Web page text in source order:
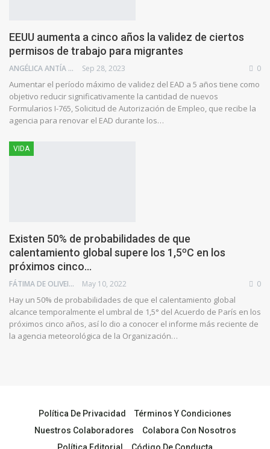
EEUU aumenta a cinco años la validez de ciertos
permisos de trabajo para migrantes
ANGÉLICA ANTÍA AZUAJE Sep 28, 2023 0
Aumentar el período máximo de validez del EAD a 5 años tiene como
objetivo reducir significativamente la cantidad de nuevos
Formularios I-765, Solicitud de Autorización de Empleo, que recibe la
agencia para renovar el EAD durante los…
VIDA
Existen 50% de probabilidades de que
calentamiento global supere los 1,5ºC en los
próximos cinco…
FÁTIMA DE OLIVEIRA May 10, 2022 0
Hay un 50% de probabilidades de que el calentamiento global
alcance temporalmente el umbral de 1,5° del Acuerdo de París en los
próximos cinco años, así lo dio a conocer el informe más reciente de
la agencia meteorológica de la Organización…
Política De Privacidad
Términos Y Condiciones
Nuestros Colaboradores
Colabora Con Nosotros